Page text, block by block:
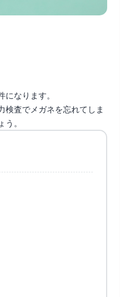
なります。
査でメガネを忘れてしま
。